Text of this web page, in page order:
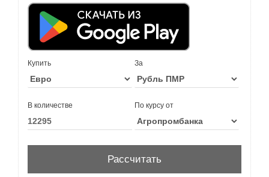
Купить За
В количестве По курсу от